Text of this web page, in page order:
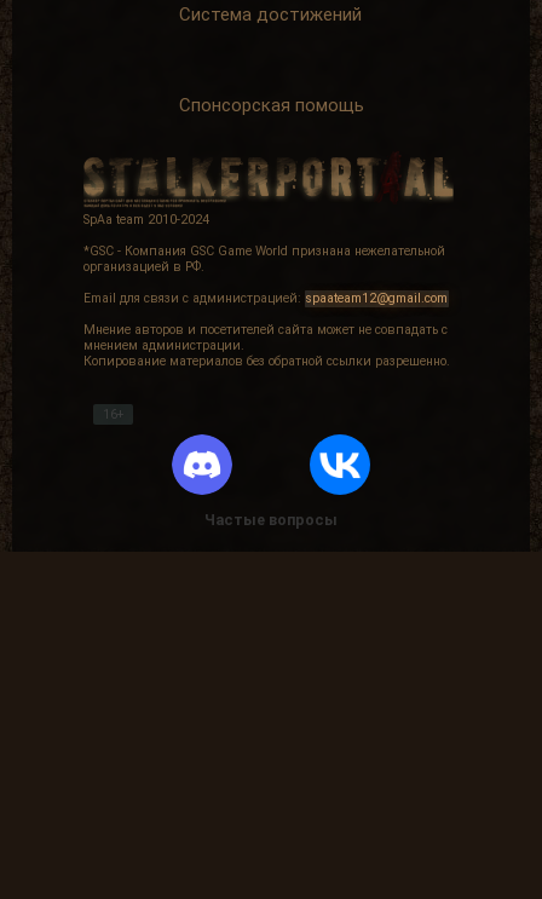
Система достижений
Спонсорская помощь
SpAa team 2010-2024
*GSC - Компания GSC Game World признана нежелательной
организацией в РФ.
Email для связи с администрацией: spaateam12@gmail.com
Мнение авторов и посетителей сайта может не совпадать с
мнением администрации.
Копирование материалов без обратной ссылки разрешенно.
16+
Частые вопросы